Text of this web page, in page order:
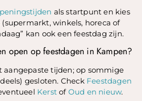
als startpunt en kies
winkels, horeca of
kan ook een feestdag zijn.
open op feestdagen in Kampen?
aangepaste tijden; op sommige
gesloten. Check Feestdagen
Kerst of Oud en nieuw.